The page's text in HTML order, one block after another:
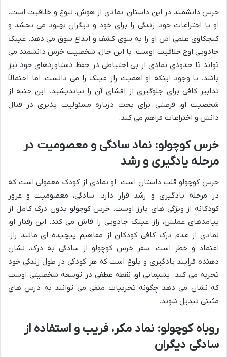
خرس دانشمند در این داستان، نمادی از هوش، نبوغ و خلاقیت است.
او با اختراعات خود، زندگی را برای خود و دیگران بهبود می بخشد و
کنجکاوی علمی اش او را به سوی کشف و ابداع سوق می دهد. عینک
جادویی اوج خلاقیت اوست. با این حال، شخصیت خرس دانشمند می
تواند تا حدودی نمادی از بی احتیاطی در حفظ دستاوردهای خود نیز
باشد. با وجود اینکه او اهمیت راز عینک را می دانست، اما احتمالاً
تدابیر کافی برای جلوگیری از افشای آن را نیاندیشید. این جنبه از
شخصیت او، فرصتی برای بحث درباره مسئولیت پذیری در قبال
دانش و اختراعات فراهم می کند.
خرس کوچولو: نماد سادگی و معصومیت در
مرحله یادگیری و رشد
خرس کوچولو قلب داستان است. او نمادی از کودک معمولی است که
در مرحله یادگیری و رشد قرار دارد. سادگی، معصومیت و غرور
کودکانه از ویژگی های بارز اوست. خرس کوچولو بدون درک کامل از
پیامدهای عملش، راز عینک جادویی را فاش می کند. این رفتار او،
نمادی از عدم درک کافی کودکان از مفاهیم پیچیده ای مانند راز،
اعتماد و خطر است. سفر خرس کوچولو از سادگی به درک، نشان
دهنده فرایند یادگیری و بلوغ است که هر کودکی در طول زندگی خود
تجربه می کند. پشیمانی او، نقطه عطفی در توسعه شخصیتی اوست
که نشان می دهد چگونه تجربیات منفی می توانند به درس های
مثبتی تبدیل شوند.
روباه کوچولو: نماد مکر، فریب و استفاده از
سادگی دیگران